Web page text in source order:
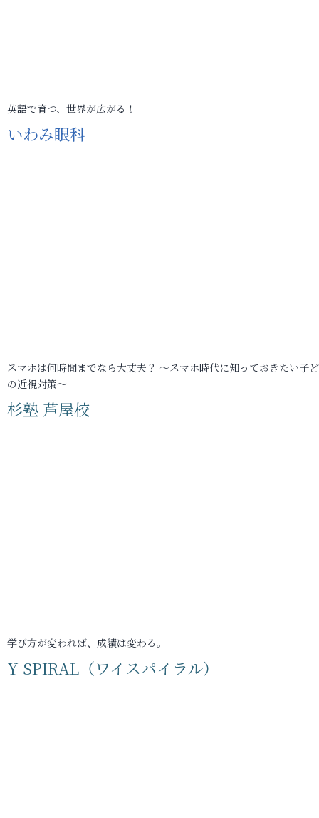
英語で育つ、世界が広がる！
いわみ眼科
スマホは何時間までなら大丈夫？ ～スマホ時代に知っておきたい子
の近視対策～
杉塾 芦屋校
学び方が変われば、成績は変わる。
Y-SPIRAL（ワイスパイラル）